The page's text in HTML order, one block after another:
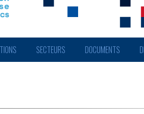
SECTEURS DOCUMENTS